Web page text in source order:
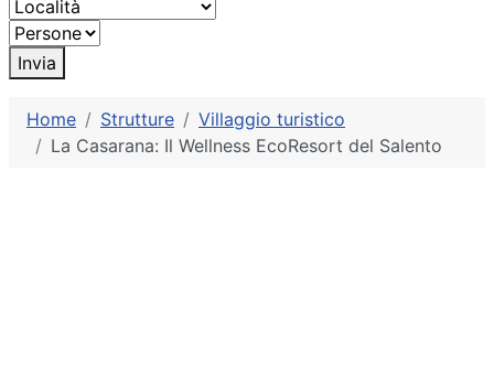
Invia
Home Strutture
Villaggio turistico
La Casarana: Il Wellness EcoResort del Salento